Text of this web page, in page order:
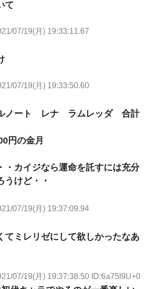
て
07/19(月) 19:33:11.67
07/19(月) 19:33:50.60
ノート レナ ラムレッダ 合計
円の金月
・カイジなら運命を託すには充分
うけど・・
07/19(月) 19:37:09.94
てミレリゼにして欲しかったなあ
07/19(月) 19:37:38.50 ID:6a75I9U+0